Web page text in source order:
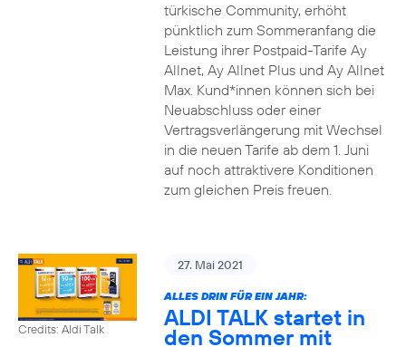
türkische Community, erhöht
pünktlich zum Sommeranfang die
Leistung ihrer Postpaid-Tarife Ay
Allnet, Ay Allnet Plus und Ay Allnet
Max. Kund*innen können sich bei
Neuabschluss oder einer
Vertragsverlängerung mit Wechsel
in die neuen Tarife ab dem 1. Juni
auf noch attraktivere Konditionen
zum gleichen Preis freuen.
Credits: Aldi Talk
27. Mai 2021
ALLES DRIN FÜR EIN JAHR:
ALDI TALK startet in
den Sommer mit